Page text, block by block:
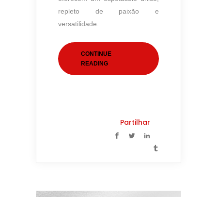
repleto de paixão e
versatilidade.
CONTINUE
READING
Partilhar